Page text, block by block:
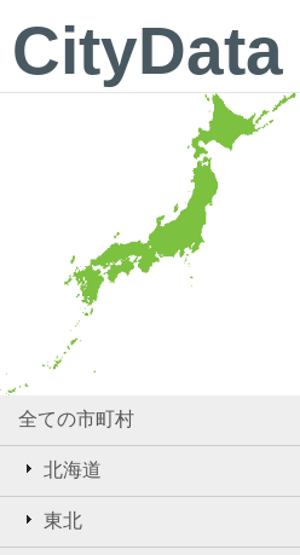
CityData
全ての市町村
北海道
東北